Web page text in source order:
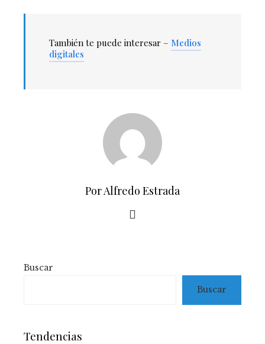
También te puede interesar – Medios
digitales
Por Alfredo Estrada
Buscar
Buscar
Tendencias